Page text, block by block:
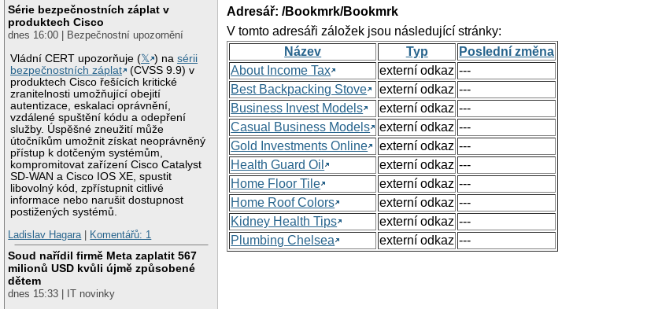
Série bezpečnostních záplat v
produktech Cisco
dnes 16:00 | Bezpečnostní upozornění
Vládní CERT upozorňuje (𝕏 ) nasérii
bezpečnostních záplat
(CVSS 9.9) v
produktech Cisco řešících kritické
zranitelnosti umožňující obejití
autentizace, eskalaci oprávnění,
vzdálené spuštění kódu a odepření
služby. Úspěšné zneužití může
útočníkům umožnit získat neoprávněný
přístup k dotčeným systémům,
kompromitovat zařízení Cisco Catalyst
SD-WAN a Cisco IOS XE, spustit
libovolný kód, zpřístupnit citlivé
informace nebo narušit dostupnost
postižených systémů.
Ladislav Hagara| Komentářů: 1
Soud nařídil firmě Meta zaplatit 567
milionů USD kvůli újmě způsobené
dětem
dnes 15:33 | IT novinky
Adresář: /Bookmrk/Bookmrk
V tomto adresáři záložek jsou následující stránky:
Název
Typ
Poslední změna
About Income Tax
externí odkaz ---
Best Backpacking Stove
externí odkaz ---
Business Invest Models
externí odkaz ---
Casual Business Models
externí odkaz ---
Gold Investments Online
externí odkaz ---
Health Guard Oil
externí odkaz ---
Home Floor Tile
externí odkaz ---
Home Roof Colors
externí odkaz ---
Kidney Health Tips
externí odkaz ---
Plumbing Chelsea
externí odkaz ---